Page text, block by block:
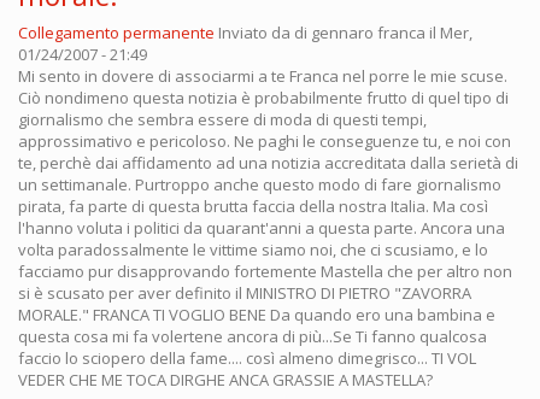
Collegamento permanente Inviato da di gennaro franca il Mer,
01/24/2007 - 21:49
Mi sento in dovere di associarmi a te Franca nel porre le mie scuse.
Ciò nondimeno questa notizia è probabilmente frutto di quel tipo di
giornalismo che sembra essere di moda di questi tempi,
approssimativo e pericoloso. Ne paghi le conseguenze tu, e noi con
te, perchè dai affidamento ad una notizia accreditata dalla serietà di
un settimanale. Purtroppo anche questo modo di fare giornalismo
pirata, fa parte di questa brutta faccia della nostra Italia. Ma così
l'hanno voluta i politici da quarant'anni a questa parte. Ancora una
volta paradossalmente le vittime siamo noi, che ci scusiamo, e lo
facciamo pur disapprovando fortemente Mastella che per altro non
si è scusato per aver definito il MINISTRO DI PIETRO "ZAVORRA
MORALE." FRANCA TI VOGLIO BENE Da quando ero una bambina e
questa cosa mi fa volertene ancora di più...Se Ti fanno qualcosa
faccio lo sciopero della fame.... così almeno dimegrisco... TI VOL
VEDER CHE ME TOCA DIRGHE ANCA GRASSIE A MASTELLA?